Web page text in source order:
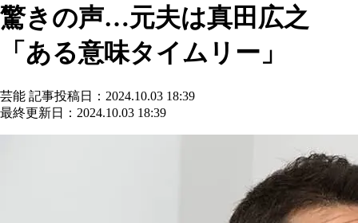
驚きの声…元夫は真田広之
「ある意味タイムリー」
芸能 記事投稿日：2024.10.03 18:39
最終更新日：2024.10.03 18:39